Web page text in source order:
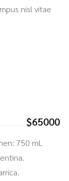
nisl vitae
$65000
750 mL